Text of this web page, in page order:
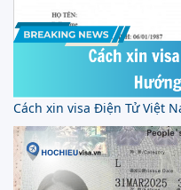
Cách xin visa Điện Tử Việt